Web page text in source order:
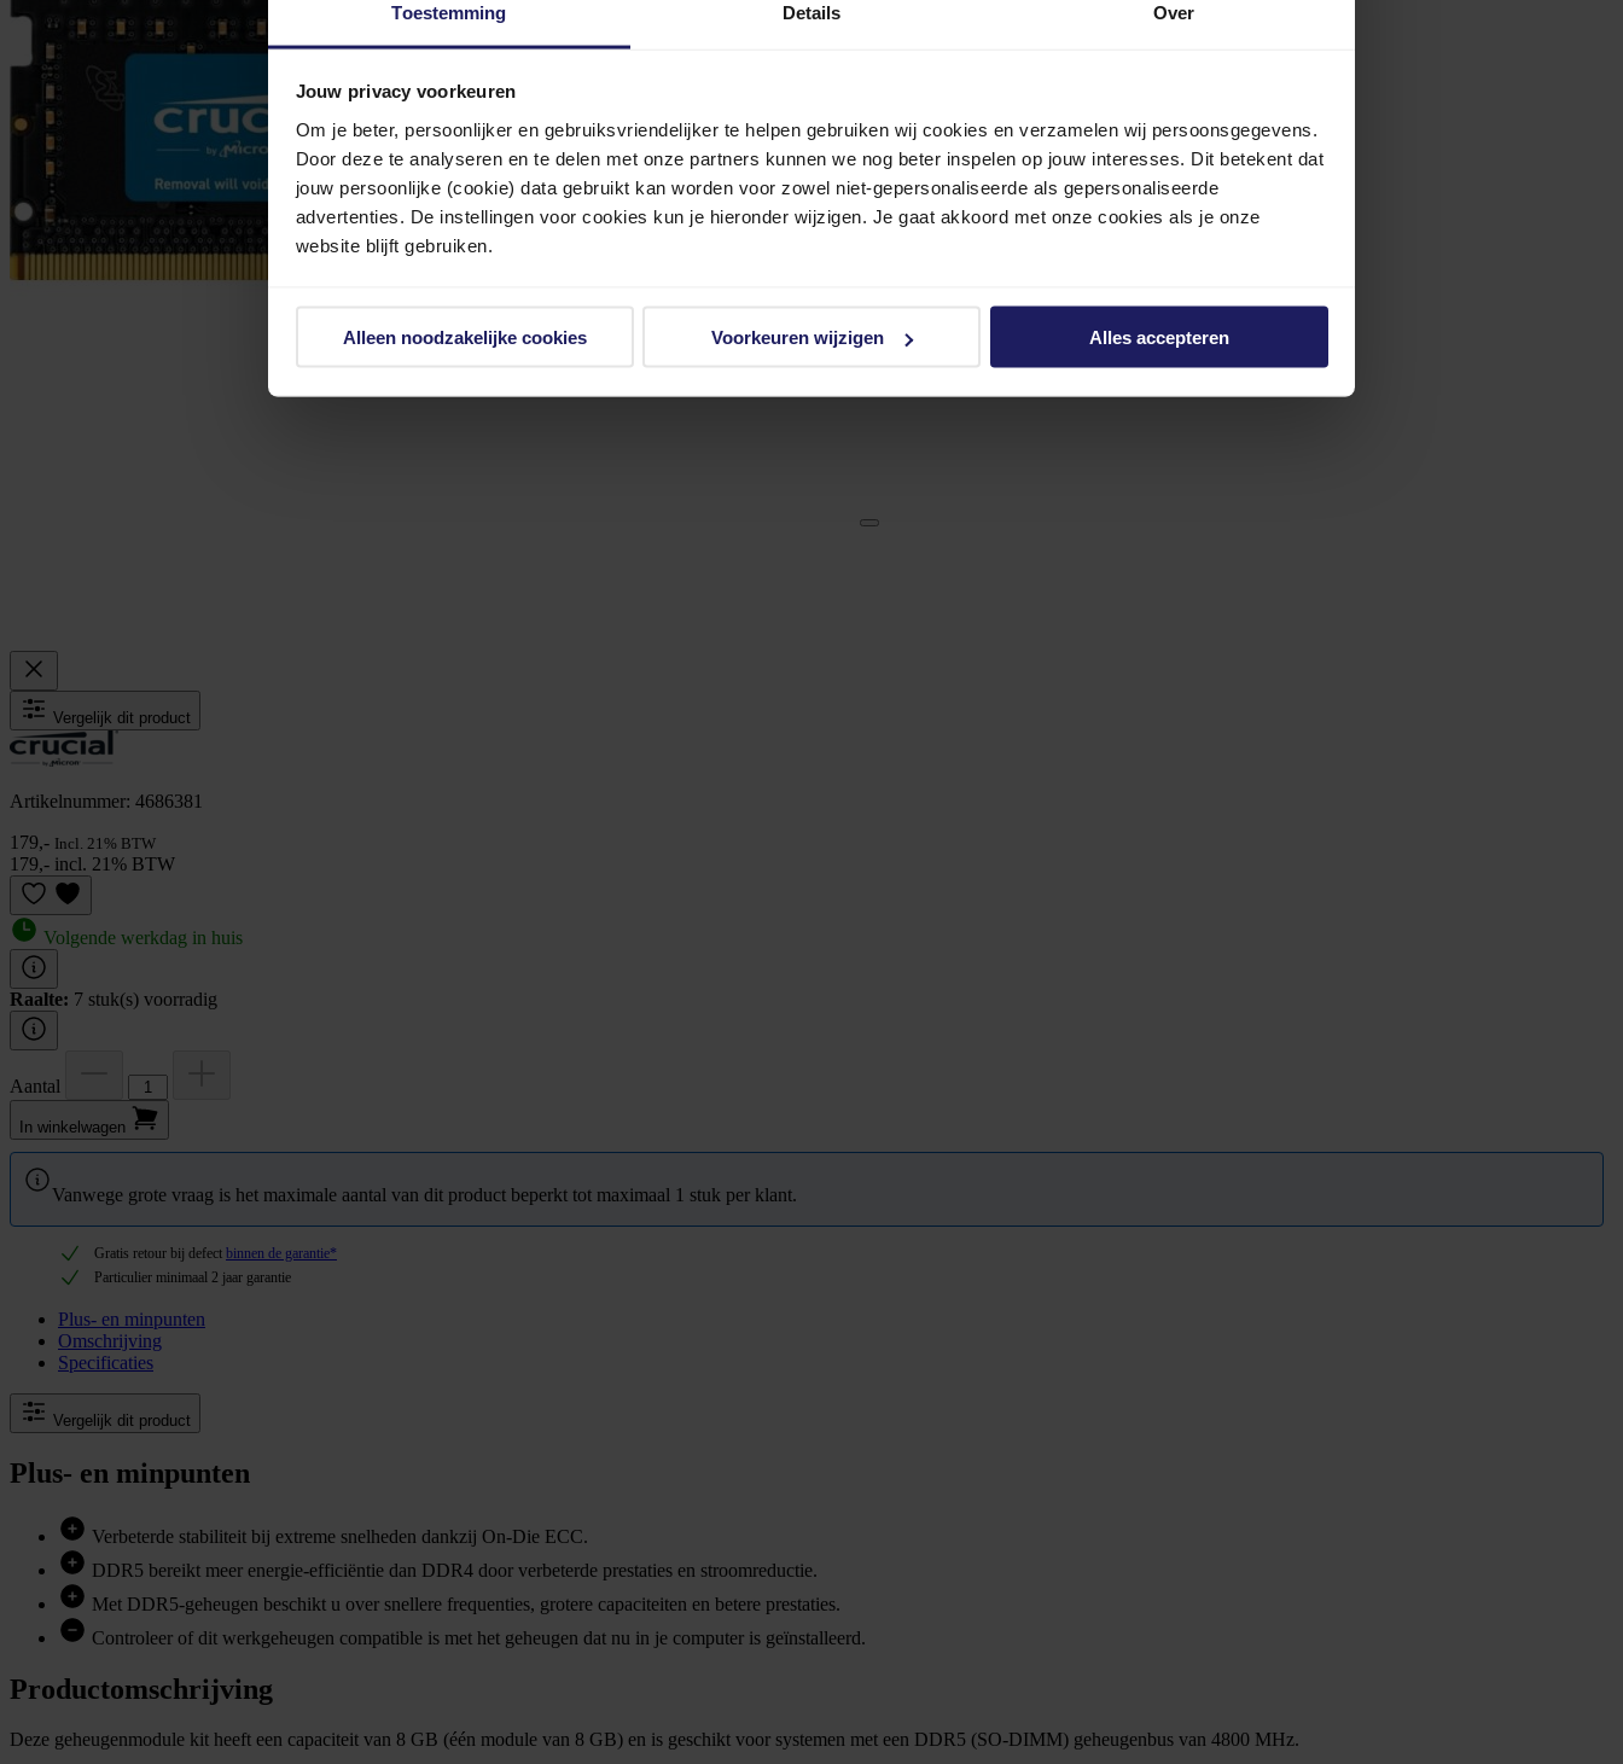
Toestemming Details Over
Jouw privacy voorkeuren
Om je beter, persoonlijker en gebruiksvriendelijker te helpen gebruiken wij cookies en verzamelen wij persoonsgegevens.
Door deze te analyseren en te delen met onze partners kunnen we nog beter inspelen op jouw interesses. Dit betekent dat
jouw persoonlijke (cookie) data gebruikt kan worden voor zowel niet-gepersonaliseerde als gepersonaliseerde
advertenties. De instellingen voor cookies kun je hieronder wijzigen. Je gaat akkoord met onze cookies als je onze
website blijft gebruiken.
Alleen noodzakelijke cookies Voorkeuren wijzigen Alles accepteren
Vergelijk dit product
Artikelnummer: 4686381
179,- Incl. 21% BTW
179,- incl. 21% BTW
Volgende werkdag in huis
Raalte: 7 stuk(s) voorradig
Aantal
In winkel­wagen
Vanwege grote vraag is het maximale aantal van dit product beperkt tot maximaal 1 stuk per klant.
Gratis retour bij defect binnen de garantie*
Particulier minimaal 2 jaar garantie
Plus- en minpunten
Omschrijving
Specificaties
Vergelijk dit product
Plus- en minpunten
Verbeterde stabiliteit bij extreme snelheden dankzij On-Die ECC.
DDR5 bereikt meer energie-efficiëntie dan DDR4 door verbeterde prestaties en stroomreductie.
Met DDR5-geheugen beschikt u over snellere frequenties, grotere capaciteiten en betere prestaties.
Controleer of dit werkgeheugen compatible is met het geheugen dat nu in je computer is geïnstalleerd.
Productomschrijving
Deze geheugenmodule kit heeft een capaciteit van 8 GB (één module van 8 GB) en is geschikt voor systemen met een DDR5 (SO-DIMM) geheugenbus van 4800 MHz.